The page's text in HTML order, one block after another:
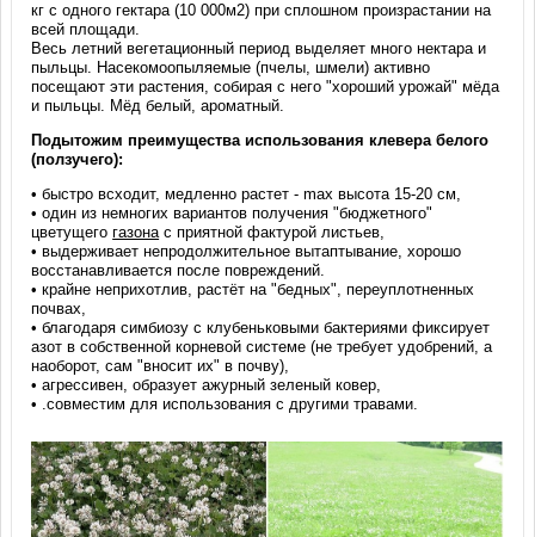
кг с одного гектара (10 000м2) при сплошном произрастании на
всей площади.
Весь летний вегетационный период выделяет много нектара и
пыльцы. Насекомоопыляемые (пчелы, шмели) активно
посещают эти растения, собирая с него "хороший урожай" мёда
и пыльцы. Мёд белый, ароматный.
Подытожим преимущества использования клевера белого
(ползучего):
• быстро всходит, медленно растет - max высота 15-20 см,
• один из немногих вариантов получения "бюджетного"
цветущегогазонас приятной фактурой листьев,
• выдерживает непродолжительное вытаптывание, хорошо
восстанавливается после повреждений.
• крайне неприхотлив, растёт на "бедных", переуплотненных
почвах,
• благодаря симбиозу с клубеньковыми бактериями фиксирует
азот в собственной корневой системе (не требует удобрений, а
наоборот, сам "вносит их" в почву),
• агрессивен, образует ажурный зеленый ковер,
• .совместим для использования с другими травами.